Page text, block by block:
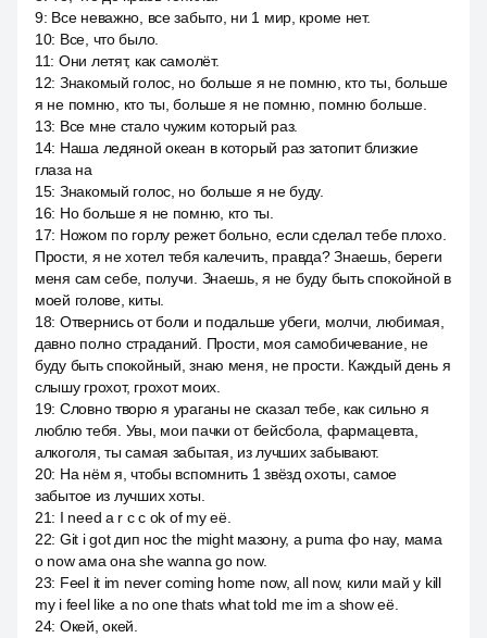
9: Все неважно, все забыто, ни 1 мир, кроме нет.
10: Все, что было.
11: Они летят, как самолёт.
12: Знакомый голос, но больше я не помню, кто ты, больше
я не помню, кто ты, больше я не помню, помню больше.
13: Все мне стало чужим который раз.
14: Наша ледяной океан в который раз затопит близкие
глаза на
15: Знакомый голос, но больше я не буду.
16: Но больше я не помню, кто ты.
17: Ножом по горлу режет больно, если сделал тебе плохо.
Прости, я не хотел тебя калечить, правда? Знаешь, береги
меня сам себе, получи. Знаешь, я не буду быть спокойной в
моей голове, киты.
18: Отвернись от боли и подальше убеги, молчи, любимая,
давно полно страданий. Прости, моя самобичевание, не
буду быть спокойный, знаю меня, не прости. Каждый день я
слышу грохот, грохот моих.
19: Словно творю я ураганы не сказал тебе, как сильно я
люблю тебя. Увы, мои пачки от бейсбола, фармацевта,
алкоголя, ты самая забытая, из лучших забывают.
20: На нём я, чтобы вспомнить 1 звёзд охоты, самое
забытое из лучших хоты.
21: I need a r c c ok of my её.
22: Git i got дип нос the might мазону, а puma фо нау, мама
о now ама она she wanna go now.
23: Feel it im never coming home now, all now, кили май у kill
my i feel like a no one thats what told me im a show её.
24: Окей, окей.